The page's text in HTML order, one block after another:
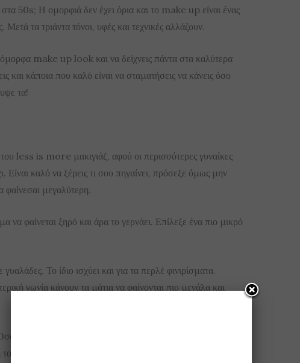
50s; Η ομορφιά δεν έχει όρια και το make up είναι ένας
τα τριάντα τόνοι, υφές και τεχνικές αλλάζουν.
make up look και να δείχνεις πάντα στα καλύτερα
και κάποια που καλό είναι να σταματήσεις να κάνεις όσο
τα!
less is more μακιγιάζ, αφού οι περισσότερες γυναίκες
Είναι καλό να ξέρεις τι σου πηγαίνει, πρόσεξε όμως μην
φαίνεσαι μεγαλύτερη.
φαίνεται ξηρό και άρα το γερνάει. Επίλεξε ένα πιο μικρό
Το ίδιο ισχύει και για τα περλέ φινιρίσματα.
γωνία κάνουν τα μάτια να φαίνονται πιο μεγάλα και
δίνουμε περισσότερη προσοχή στις υφές
foundation, κάτι που είναι λάθος. Στα τριάντα πρέπει